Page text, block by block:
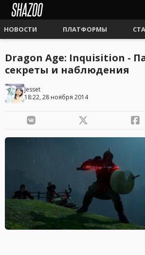
НОВОСТИ ПЛАТФОРМЫ
Dragon Age: Inquisition -
секреты и наблюдения
Jesset
18:22, 28 ноября 2014